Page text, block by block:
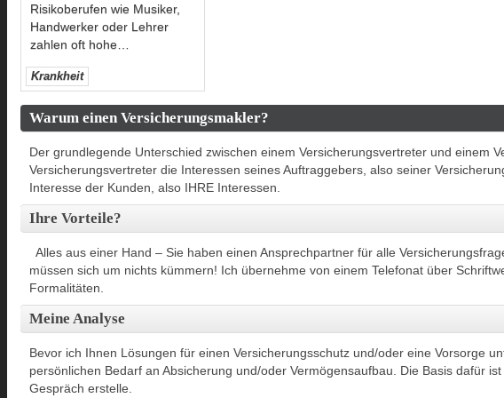
Risikoberufen wie Musiker,
Handwerker oder Lehrer
zahlen oft hohe
Krankheit
Warum einen Versicherungsmakler?
Der grundlegende Unterschied zwischen einem Versicherungsvertreter und einem
Versicherungsvertreter die Interessen seines Auftraggebers, also seiner
Interesse der Kunden, also IHRE Interessen.
Ihre Vorteile?
Alles aus einer Hand – Sie haben einen Ansprechpartner für alle
müssen sich um nichts kümmern! Ich übernehme von einem Telefonat über
Formalitäten.
Meine Analyse
Bevor ich Ihnen Lösungen für einen Versicherungsschutz und/oder eine Vorsorge
persönlichen Bedarf an Absicherung und/oder Vermögensaufbau. Die Basis dafür
Gespräch erstelle.